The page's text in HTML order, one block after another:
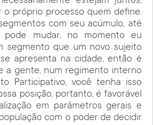
o próprio processo quem define.
com seu acúmulo, até
pode mudar, no momento eu
segmento que um novo sujeito
apresenta na cidade, então é
a gente, num regimento interno
Participativo, você tenha isso
posição, portanto, é favorável
em parâmetros gerais e
com o poder de decidir